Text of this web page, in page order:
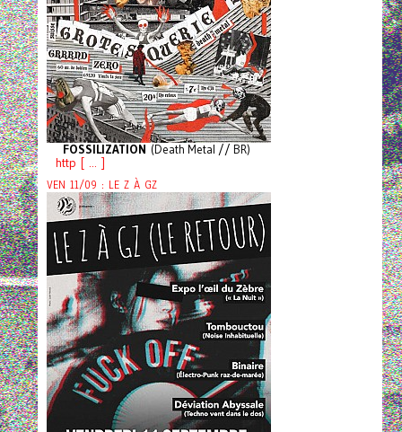
FOSSILIZATION (Death Metal // BR)
http [ ... ]
VEN 11/09 : LE Z À GZ